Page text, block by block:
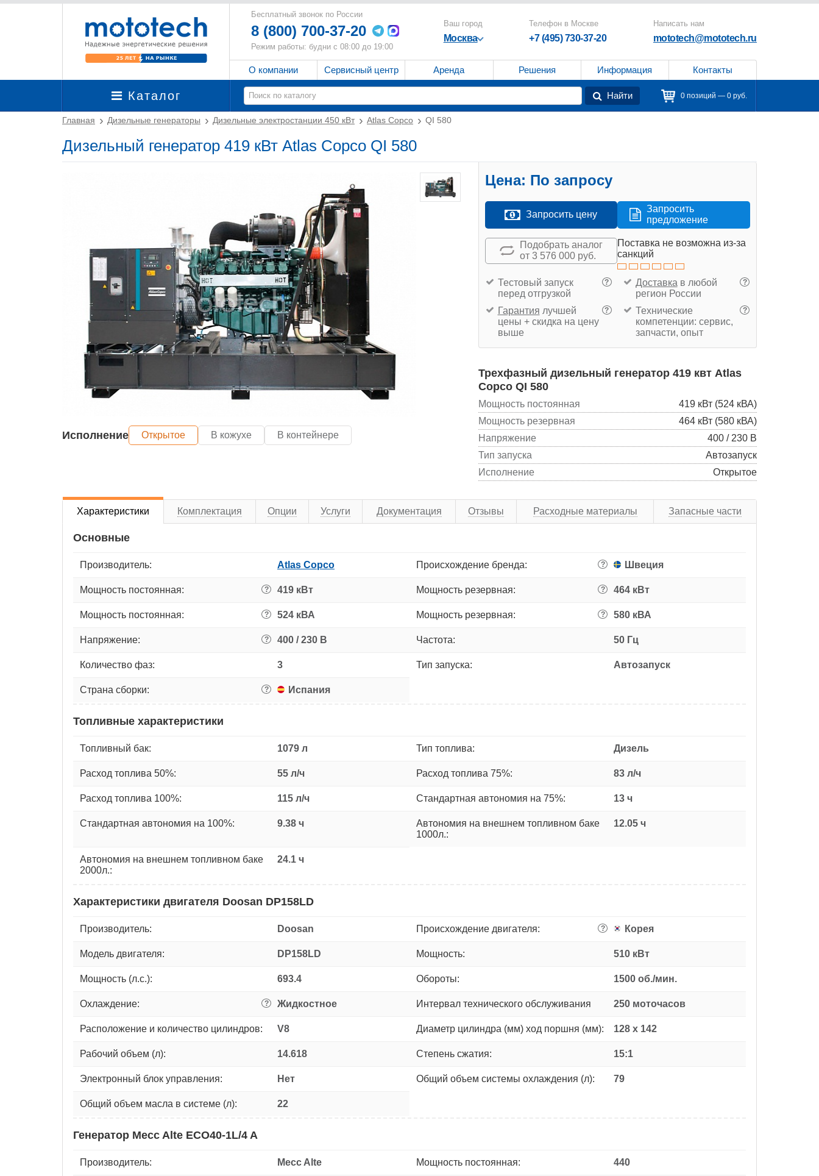
Бесплатный звонок по России
8 (800) 700-37-20
Режим работы: будни с 08:00 до 19:00
Ваш город
Москва
Телефон в Москве
+7 (495) 730-37-20
Написать нам
mototech@mototech.ru
О компании Сервисный центр Аренда Решения Информация Контакты
Каталог Найти 0 позиций — 0 руб.
Главная Дизельные генераторы Дизельные электростанции 450 кВт Atlas Copco QI 580
Дизельный генератор 419 кВт Atlas Copco QI 580
Исполнение Открытое В кожухе В контейнере
Цена: По запросу
Запросить цену
Запросить
предложение
Подобрать аналог
от 3 576 000 руб.
Поставка не возможна из-за
санкций
?
Тестовый запуск
перед отгрузкой
?
Доставка в любой
регион России
?
Гарантия лучшей
цены + скидка на цену
выше
?
Технические
компетенции: сервис,
запчасти, опыт
Трехфазный дизельный генератор 419 квт Atlas
Copco QI 580
Мощность постоянная
419 кВт (524 кВА)
Мощность резервная
464 кВт (580 кВА)
Напряжение
400 / 230 В
Тип запуска
Автозапуск
Исполнение
Открытое
Характеристики Комплектация Опции Услуги Документация Отзывы Расходные материалы Запасные части
Основные
Производитель: Atlas Copco Происхождение бренда: ? Швеция
Мощность постоянная: ? 419 кВт Мощность резервная: ? 464 кВт
Мощность постоянная: ? 524 кВА Мощность резервная: ? 580 кВА
Напряжение: ? 400 / 230 В Частота: 50 Гц
Количество фаз: 3 Тип запуска: Автозапуск
Страна сборки: ? Испания
Топливные характеристики
Топливный бак: 1079 л Тип топлива: Дизель
Расход топлива 50%: 55 л/ч Расход топлива 75%: 83 л/ч
Расход топлива 100%: 115 л/ч Стандартная автономия на 75%: 13 ч
Стандартная автономия на 100%: 9.38 ч
Автономия на внешнем топливном баке
1000л.:
12.05 ч
Автономия на внешнем топливном баке
2000л.:
24.1 ч
Характеристики двигателя Doosan DP158LD
Производитель: Doosan Происхождение двигателя: ? Корея
Модель двигателя: DP158LD Мощность: 510 кВт
Мощность (л.с.): 693.4 Обороты: 1500 об./мин.
Охлаждение: ? Жидкостное Интервал технического обслуживания 250 моточасов
Расположение и количество цилиндров: V8 Диаметр цилиндра (мм) ход поршня (мм): 128 x 142
Рабочий объем (л): 14.618 Степень сжатия: 15:1
Электронный блок управления: Нет Общий объем системы охлаждения (л): 79
Общий объем масла в системе (л): 22
Генератор Mecc Alte ECO40-1L/4 A
Производитель: Mecc Alte Мощность постоянная: 440